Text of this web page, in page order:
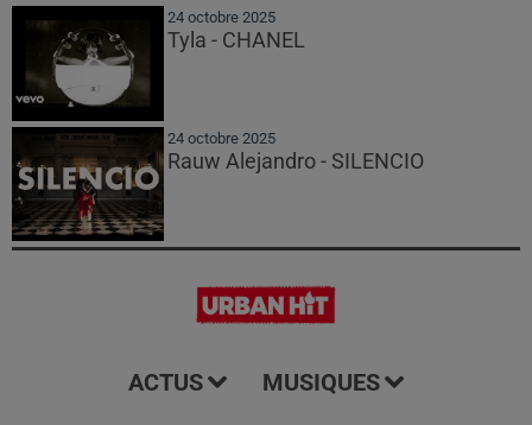
24 octobre 2025
Tyla - CHANEL
24 octobre 2025
Rauw Alejandro - SILENCIO
ACTUS MUSIQUES